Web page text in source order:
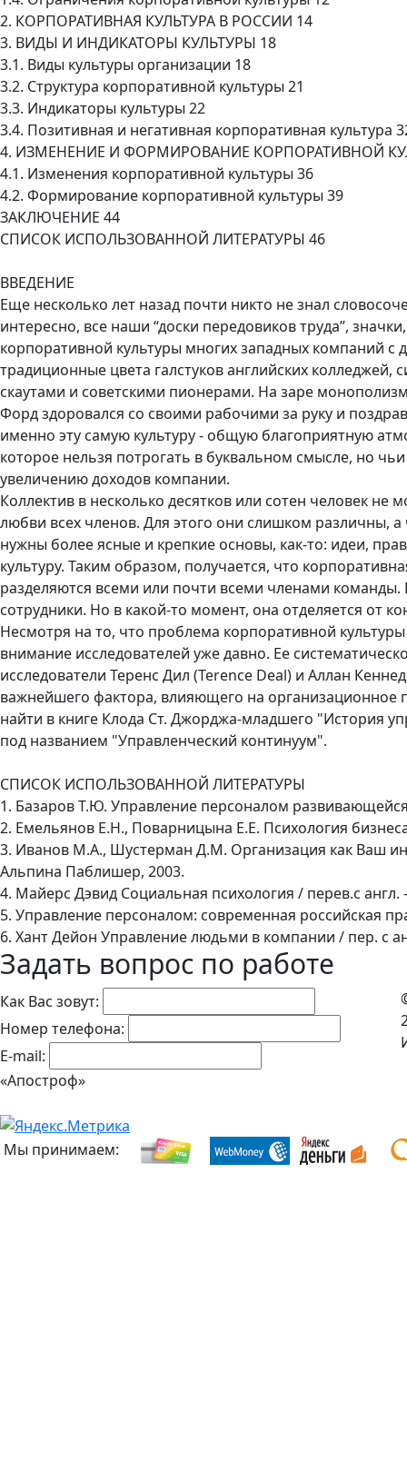
2. КОРПОРАТИВНАЯ КУЛЬТУРА В РОССИИ 14
3. ВИДЫ И ИНДИКАТОРЫ КУЛЬТУРЫ 18
3.1. Виды культуры организации 18
3.2. Структура корпоративной культуры 21
3.3. Индикаторы культуры 22
3.4. Позитивная и негативная корпоративная культура
4. ИЗМЕНЕНИЕ И ФОРМИРОВАНИЕ КОРПОРАТИВНОЙ
4.1. Изменения корпоративной культуры 36
4.2. Формирование корпоративной культуры 39
ЗАКЛЮЧЕНИЕ 44
СПИСОК ИСПОЛЬЗОВАННОЙ ЛИТЕРАТУРЫ 46
ВВЕДЕНИЕ
Еще несколько лет назад почти никто не знал
интересно, все наши “доски передовиков труда”,
корпоративной культуры многих западных компаний
традиционные цвета галстуков английских
скаутами и советскими пионерами. На заре
Форд здоровался со своими рабочими за руку и
именно эту самую культуру - общую благоприятную
которое нельзя потрогать в буквальном смысле, но
увеличению доходов компании.
Коллектив в несколько десятков или сотен человек
любви всех членов. Для этого они слишком различны,
нужны более ясные и крепкие основы, как-то: идеи,
культуру. Таким образом, получается, что
разделяются всеми или почти всеми членами
сотрудники. Но в какой-то момент, она отделяется от
Несмотря на то, что проблема корпоративной
внимание исследователей уже давно. Ее
исследователи Теренс Дил (Terence Deal) и Аллан
важнейшего фактора, влияющего на
найти в книге Клода Ст. Джорджа-младшего "История
под названием "Управленческий континуум".
СПИСОК ИСПОЛЬЗОВАННОЙ ЛИТЕРАТУРЫ
1. Базаров Т.Ю. Управление персоналом
2. Емельянов Е.Н., Поварницына Е.Е. Психология
3. Иванов М.А., Шустерман Д.М. Организация как Ваш
Альпина Паблишер, 2003.
4. Майерс Дэвид Социальная психология / перев.с
5. Управление персоналом: современная российская
6. Хант Дейон Управление людьми в компании / пер. с
Задать вопрос по работе
Как Вас зовут:
Номер телефона:
E-mail:
«Апостроф»
Мы принимаем: